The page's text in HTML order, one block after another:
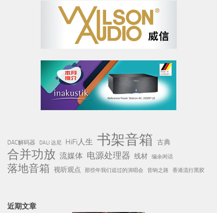
DAC解码器 DALI 达尼 HiFi人生 书架音箱 古典
合并功放 流媒体 电源处理器 线材 编余闲话
落地音箱 视听观点 那些年我们追过的演唱会 音响之路 香港流行黑胶
近期文章